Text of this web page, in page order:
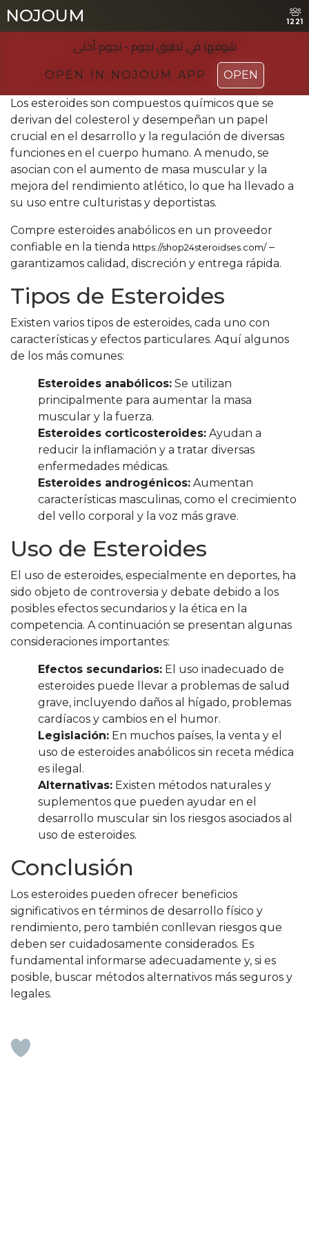
NOJOUM 1221
شوفها في تطبیق نجوم - نجوم أحلی
OPEN IN NOJOUM APP OPEN
NOJOUM 1221
شوفها في تطبیق نجوم - نجوم أحلی
OPEN IN NOJOUM APP OPEN
Los esteroides son compuestos químicos que se
derivan del colesterol y desempeñan un papel
crucial en el desarrollo y la regulación de diversas
funciones en el cuerpo humano. A menudo, se
asocian con el aumento de masa muscular y la
mejora del rendimiento atlético, lo que ha llevado a
su uso entre culturistas y deportistas.
Compre esteroides anabólicos en un proveedor
confiable en la tienda https://shop24steroidses.com/–
garantizamos calidad, discreción y entrega rápida.
Tipos de Esteroides
Existen varios tipos de esteroides, cada uno con
características y efectos particulares. Aquí algunos
de los más comunes:
Esteroides anabólicos: Se utilizan
principalmente para aumentar la masa
muscular y la fuerza.
Esteroides corticosteroides: Ayudan a
reducir la inflamación y a tratar diversas
enfermedades médicas.
Esteroides androgénicos: Aumentan
características masculinas, como el crecimiento
del vello corporal y la voz más grave.
Uso de Esteroides
El uso de esteroides, especialmente en deportes, ha
sido objeto de controversia y debate debido a los
posibles efectos secundarios y la ética en la
competencia. A continuación se presentan algunas
consideraciones importantes:
Efectos secundarios: El uso inadecuado de
esteroides puede llevar a problemas de salud
grave, incluyendo daños al hígado, problemas
cardíacos y cambios en el humor.
Legislación: En muchos países, la venta y el
uso de esteroides anabólicos sin receta médica
es ilegal.
Alternativas: Existen métodos naturales y
suplementos que pueden ayudar en el
desarrollo muscular sin los riesgos asociados al
uso de esteroides.
Conclusión
Los esteroides pueden ofrecer beneficios
significativos en términos de desarrollo físico y
rendimiento, pero también conllevan riesgos que
deben ser cuidadosamente considerados. Es
fundamental informarse adecuadamente y, si es
posible, buscar métodos alternativos más seguros y
legales.